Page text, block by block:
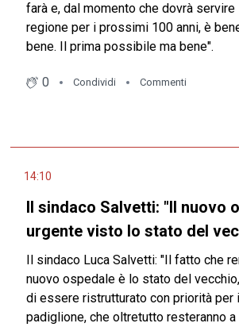
farà e, dal momento che dovrà
regione per i prossimi 100 anni, è
bene. Il prima possibile ma bene".
0 Condividi Commenti
14:10
Il sindaco Salvetti: "Il nuovo
urgente visto lo stato del
Il sindaco Luca Salvetti: "Il fatto che
nuovo ospedale è lo stato del
di essere ristrutturato con priorità per
padiglione, che oltretutto resteranno